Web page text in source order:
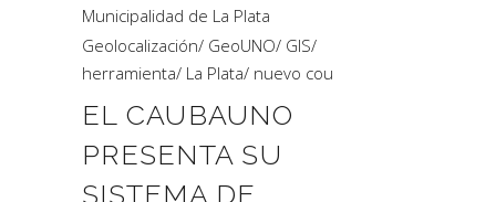
Municipalidad de La Plata
Geolocalización/ GeoUNO/ GIS/
herramienta/ La Plata/ nuevo cou
EL CAUBAUNO
PRESENTA SU
SISTEMA DE